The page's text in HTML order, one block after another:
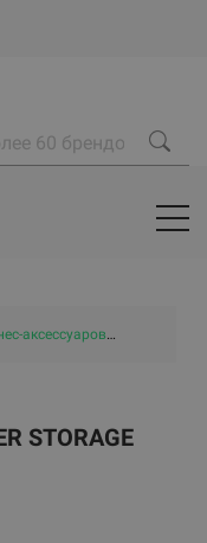
аксессуаров
STORAGE